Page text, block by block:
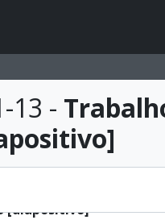
13 -
[diapositivo]
[diapositivo]